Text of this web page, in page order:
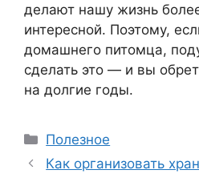
делают нашу жизнь
интересной. Поэтому,
домашнего питомца,
сделать это — и вы
на долгие годы.
Рубрики
Полезное
Как организовать